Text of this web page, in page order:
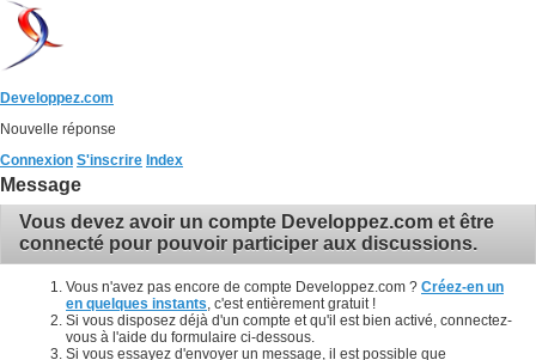
Developpez.com
Nouvelle réponse
Connexion S'inscrire Index
Message
Vous devez avoir un compte Developpez.com et être
connecté pour pouvoir participer aux discussions.
Vous n'avez pas encore de compte Developpez.com ? Créez-en un
en quelques instants , c'est entièrement gratuit !
Si vous disposez déjà d'un compte et qu'il est bien activé, connectez-
vous à l'aide du formulaire ci-dessous.
Si vous essayez d'envoyer un message, il est possible que